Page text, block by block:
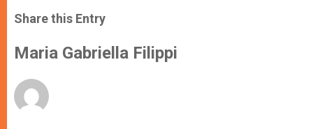
t
s
p
p
s
e
g
e
e
b
o
k
r
Share this Entry
Maria Gabriella Filippi